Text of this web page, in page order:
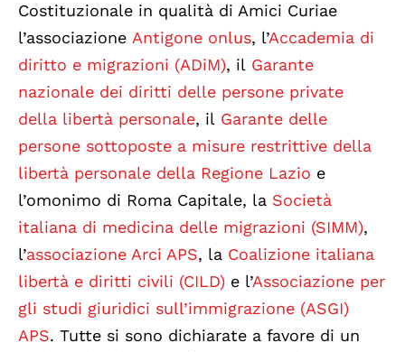
Costituzionale in qualità di Amici Curiae
l’associazione Antigone onlus, l’Accademia di
diritto e migrazioni (ADiM), il Garante
nazionale dei diritti delle persone private
della libertà personale, il Garante delle
persone sottoposte a misure restrittive della
libertà personale della Regione Lazio e
l’omonimo di Roma Capitale, la Società
italiana di medicina delle migrazioni (SIMM),
l’associazione Arci APS, la Coalizione italiana
libertà e diritti civili (CILD) e l’Associazione per
gli studi giuridici sull’immigrazione (ASGI)
APS. Tutte si sono dichiarate a favore di un